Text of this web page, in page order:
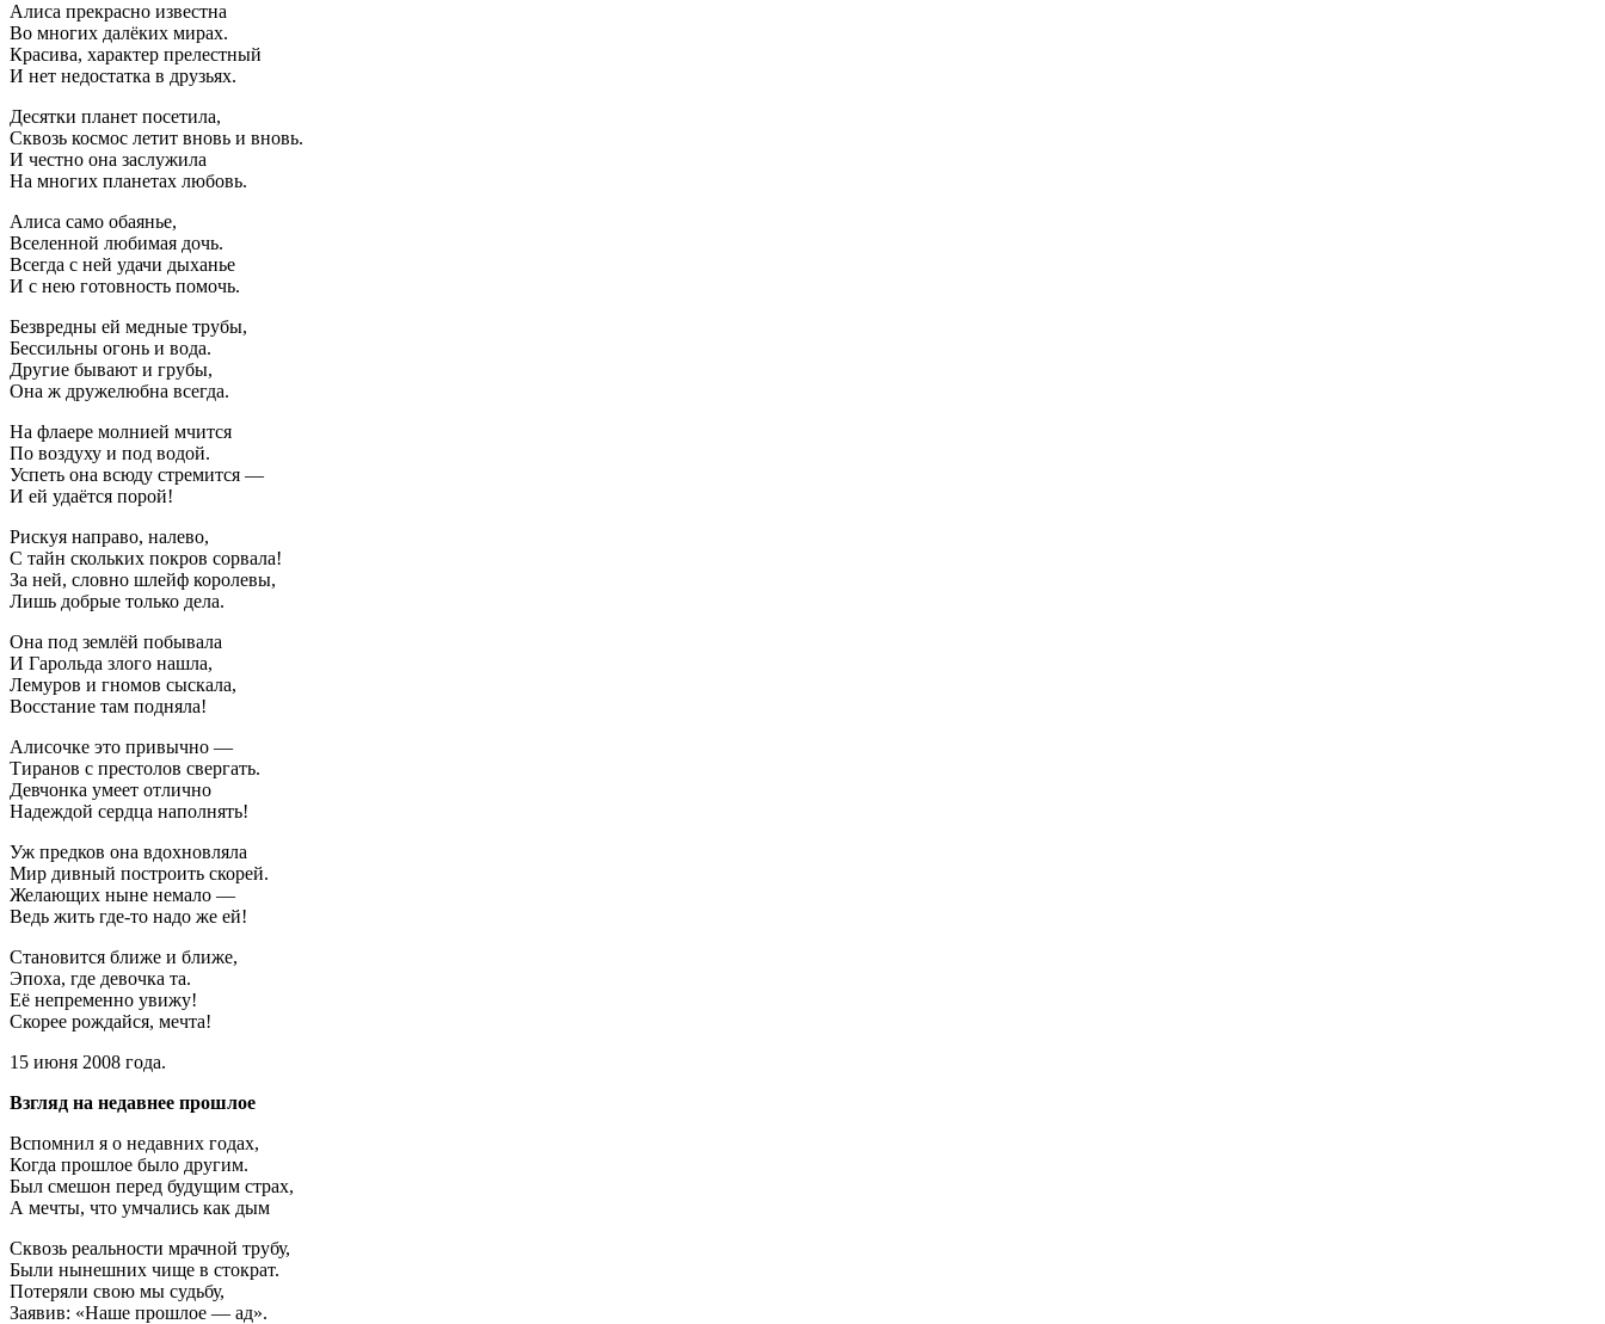
Алиса прекрасно известна
Во многих далёких мирах.
Красива, характер прелестный
И нет недостатка в друзьях.
Десятки планет посетила,
Сквозь космос летит вновь и вновь.
И честно она заслужила
На многих планетах любовь.
Алиса само обаянье,
Вселенной любимая дочь.
Всегда с ней удачи дыханье
И с нею готовность помочь.
Безвредны ей медные трубы,
Бессильны огонь и вода.
Другие бывают и грубы,
Она ж дружелюбна всегда.
На флаере молнией мчится
По воздуху и под водой.
Успеть она всюду стремится —
И ей удаётся порой!
Рискуя направо, налево,
С тайн скольких покров сорвала!
За ней, словно шлейф королевы,
Лишь добрые только дела.
Она под землёй побывала
И Гарольда злого нашла,
Лемуров и гномов сыскала,
Восстание там подняла!
Алисочке это привычно —
Тиранов с престолов свергать.
Девчонка умеет отлично
Надеждой сердца наполнять!
Уж предков она вдохновляла
Мир дивный построить скорей.
Желающих ныне немало —
Ведь жить где-то надо же ей!
Становится ближе и ближе,
Эпоха, где девочка та.
Её непременно увижу!
Скорее рождайся, мечта!
15 июня 2008 года.
Взгляд на недавнее прошлое
Вспомнил я о недавних годах,
Когда прошлое было другим.
Был смешон перед будущим страх,
А мечты, что умчались как дым
Сквозь реальности мрачной трубу,
Были нынешних чище в стократ.
Потеряли свою мы судьбу,
Заявив: «Наше прошлое — ад».